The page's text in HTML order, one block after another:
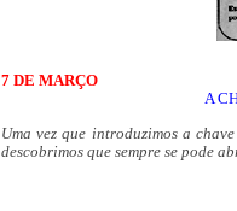
7 DE MARÇO
A
Uma vez que introduzimos a
descobrimos que sempre se pode